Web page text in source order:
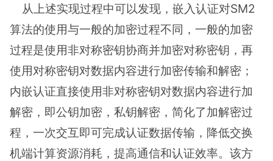
从上述实现过程中可以发现，嵌入认证对SM2
算法的使用与一般的加密过程不同，一般的加密
过程是使用非对称密钥协商并加密对称密钥，再
使用对称密钥对数据内容进行加密传输和解密；
内嵌认证直接使用非对称密钥对数据内容进行加
解密，即公钥加密，私钥解密，简化了加解密过
程，一次交互即可完成认证数据传输，降低交换
机端计算资源消耗，提高通信和认证效率。该方